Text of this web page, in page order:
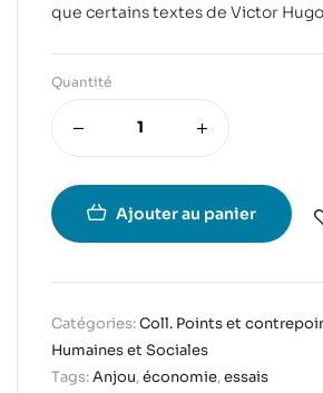
que certains textes de Victor
Quantité
Ajouter au panier
Catégories:Coll. Points et
Humaines et Sociales
Tags:Anjou,économie,essais